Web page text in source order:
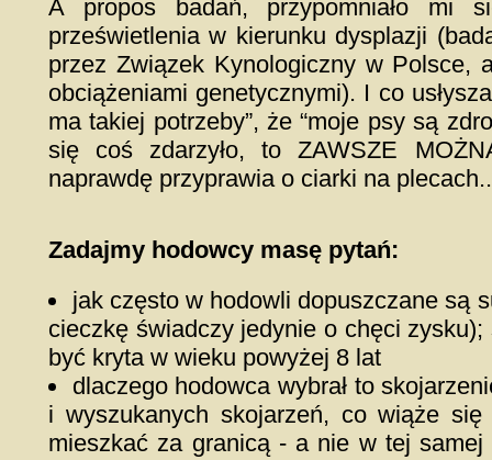
A propos badań, przypomniało mi
prześwietlenia w kierunku dysplazji
przez Związek Kynologiczny w Polsce,
obciążeniami genetycznymi). I co
ma takiej potrzeby”, że “moje psy są
się coś zdarzyło, to ZAWSZE
naprawdę przyprawia o ciarki na
Zadajmy hodowcy masę pytań:
jak często w hodowli dopuszczane są
cieczkę świadczy jedynie o chęci
być kryta w wieku powyżej 8 lat
dlaczego hodowca wybrał to
i wyszukanych skojarzeń, co wiąże
mieszkać za granicą - a nie w tej